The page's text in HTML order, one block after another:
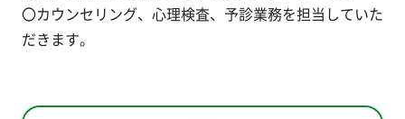
〇カウンセリング、心理検査、予診業務を担当していた
だきます。